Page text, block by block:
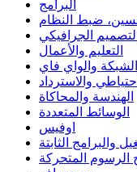
البرامج
ضبط النظام
التصميم الجرافيكي
التعليم والأعمال
الشبكة والواي فاي
والاسترداد
الهندسة والمحاكاة
الوسائط المتعددة
اوفيس
والبرامج الثابتة
الرسوم المتحركة